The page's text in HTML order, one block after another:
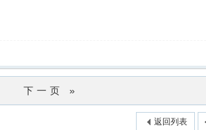
下一页 »
返回列表